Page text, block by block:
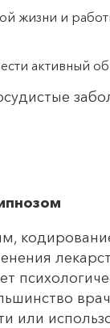
жизни и
активный
или